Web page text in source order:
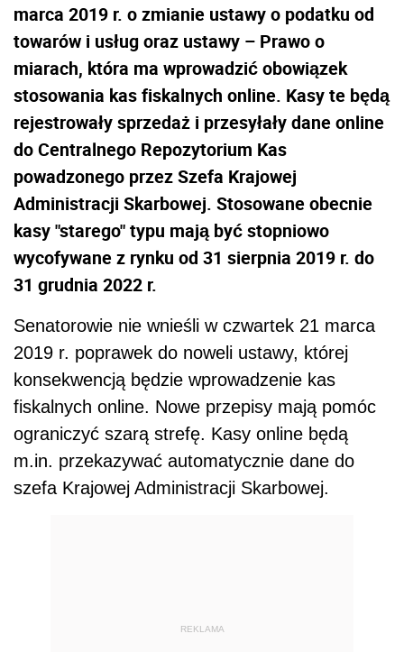
marca 2019 r. o zmianie ustawy o podatku od
towarów i usług oraz ustawy – Prawo o
miarach, która ma wprowadzić obowiązek
stosowania kas fiskalnych online. Kasy te będą
rejestrowały sprzedaż i przesyłały dane online
do Centralnego Repozytorium Kas
powadzonego przez Szefa Krajowej
Administracji Skarbowej. Stosowane obecnie
kasy "starego" typu mają być stopniowo
wycofywane z rynku od 31 sierpnia 2019 r. do
31 grudnia 2022 r.
Senatorowie nie wnieśli w czwartek 21 marca
2019 r. poprawek do noweli ustawy, której
konsekwencją będzie wprowadzenie kas
fiskalnych online. Nowe przepisy mają pomóc
ograniczyć szarą strefę. Kasy online będą
m.in. przekazywać automatycznie dane do
szefa Krajowej Administracji Skarbowej.
REKLAMA